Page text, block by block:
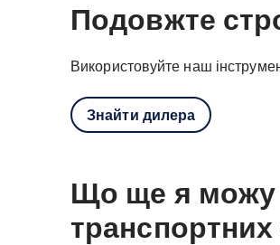
Подовжте
Використовуйте наш
Знайти дилера
Що ще я можу
транспортних